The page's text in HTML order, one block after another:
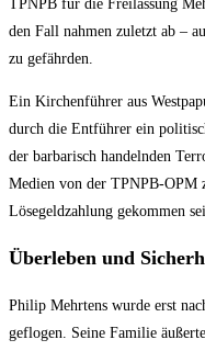
TPNPB für die Freilassung
den Fall nahmen zuletzt ab –
zu gefährden.
Ein Kirchenführer aus
durch die Entführer ein
der barbarisch handelnden
Medien von der TPNPB-OPM
Lösegeldzahlung gekommen
Überleben und
Philip Mehrtens wurde erst
geflogen. Seine Familie